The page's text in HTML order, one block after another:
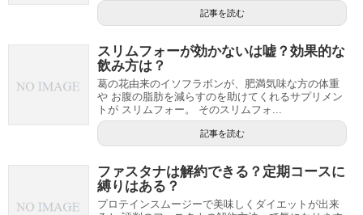
記事を読む
スリムフォーが効かないは嘘？効果的な
飲み方は？
葛の花由来のイソフラボンが、肥満気味な方の体重
や お腹の脂肪を減らすのを助けてくれるサプリメン
トが スリムフォー。 そのスリムフォ...
記事を読む
ファスタナは解約できる？定期コースに
縛りはある？
プロテインスムージーで美味しくダイエットが出来